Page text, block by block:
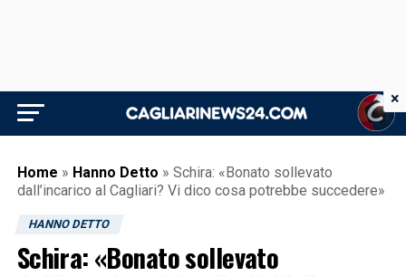
Home » Hanno Detto » Schira: «Bonato sollevato
dall’incarico al Cagliari? Vi dico cosa potrebbe succedere»
HANNO DETTO
Schira: «Bonato sollevato
×